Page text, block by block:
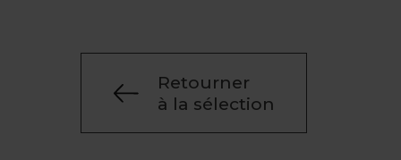
Retourner
à la sélection